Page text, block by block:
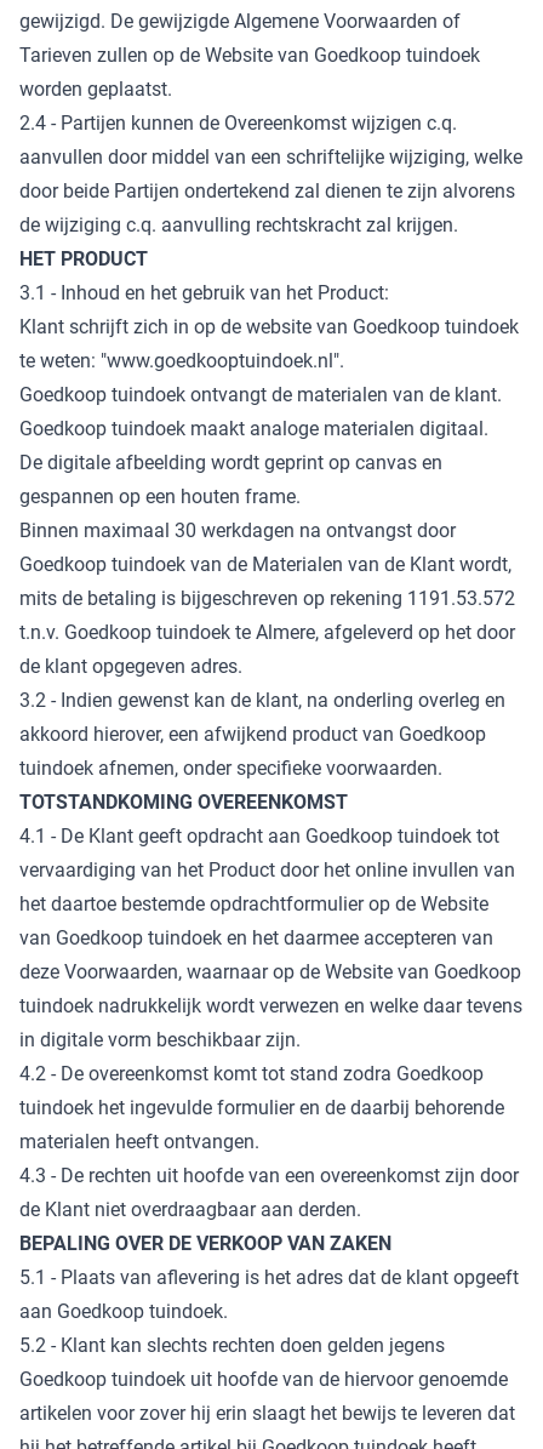
gewijzigd. De gewijzigde Algemene Voorwaarden of
Tarieven zullen op de Website van Goedkoop tuindoek
worden geplaatst.
2.4 - Partijen kunnen de Overeenkomst wijzigen c.q.
aanvullen door middel van een schriftelijke wijziging, welke
door beide Partijen ondertekend zal dienen te zijn alvorens
de wijziging c.q. aanvulling rechtskracht zal krijgen.
HET PRODUCT
3.1 - Inhoud en het gebruik van het Product:
Klant schrijft zich in op de website van Goedkoop tuindoek
te weten: "www.goedkooptuindoek.nl".
Goedkoop tuindoek ontvangt de materialen van de klant.
Goedkoop tuindoek maakt analoge materialen digitaal.
De digitale afbeelding wordt geprint op canvas en
gespannen op een houten frame.
Binnen maximaal 30 werkdagen na ontvangst door
Goedkoop tuindoek van de Materialen van de Klant wordt,
mits de betaling is bijgeschreven op rekening 1191.53.572
t.n.v. Goedkoop tuindoek te Almere, afgeleverd op het door
de klant opgegeven adres.
3.2 - Indien gewenst kan de klant, na onderling overleg en
akkoord hierover, een afwijkend product van Goedkoop
tuindoek afnemen, onder specifieke voorwaarden.
TOTSTANDKOMING OVEREENKOMST
4.1 - De Klant geeft opdracht aan Goedkoop tuindoek tot
vervaardiging van het Product door het online invullen van
het daartoe bestemde opdrachtformulier op de Website
van Goedkoop tuindoek en het daarmee accepteren van
deze Voorwaarden, waarnaar op de Website van Goedkoop
tuindoek nadrukkelijk wordt verwezen en welke daar tevens
in digitale vorm beschikbaar zijn.
4.2 - De overeenkomst komt tot stand zodra Goedkoop
tuindoek het ingevulde formulier en de daarbij behorende
materialen heeft ontvangen.
4.3 - De rechten uit hoofde van een overeenkomst zijn door
de Klant niet overdraagbaar aan derden.
BEPALING OVER DE VERKOOP VAN ZAKEN
5.1 - Plaats van aflevering is het adres dat de klant opgeeft
aan Goedkoop tuindoek.
5.2 - Klant kan slechts rechten doen gelden jegens
Goedkoop tuindoek uit hoofde van de hiervoor genoemde
artikelen voor zover hij erin slaagt het bewijs te leveren dat